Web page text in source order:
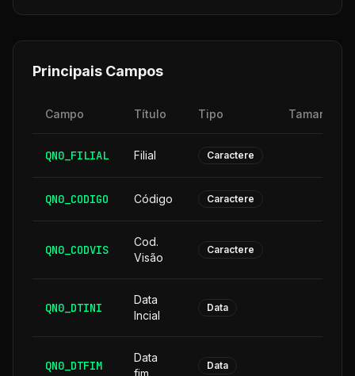
Principais Campos
Campo Título Tipo Tamanho
QN0_FILIAL Filial Caractere
QN0_CODIGO Código Caractere
QN0_CODVIS
Cod.
Visão
Caractere
QN0_DTINI
Data
Incial
Data
QN0_DTFIM
Data
fim
Data